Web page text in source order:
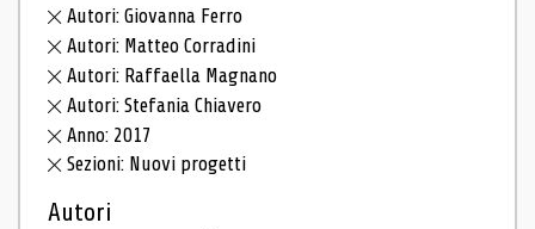
Autori: Giovanna Ferro
Autori: Matteo Corradini
Autori: Raffaella Magnano
Autori: Stefania Chiavero
Anno: 2017
Sezioni: Nuovi progetti
Autori